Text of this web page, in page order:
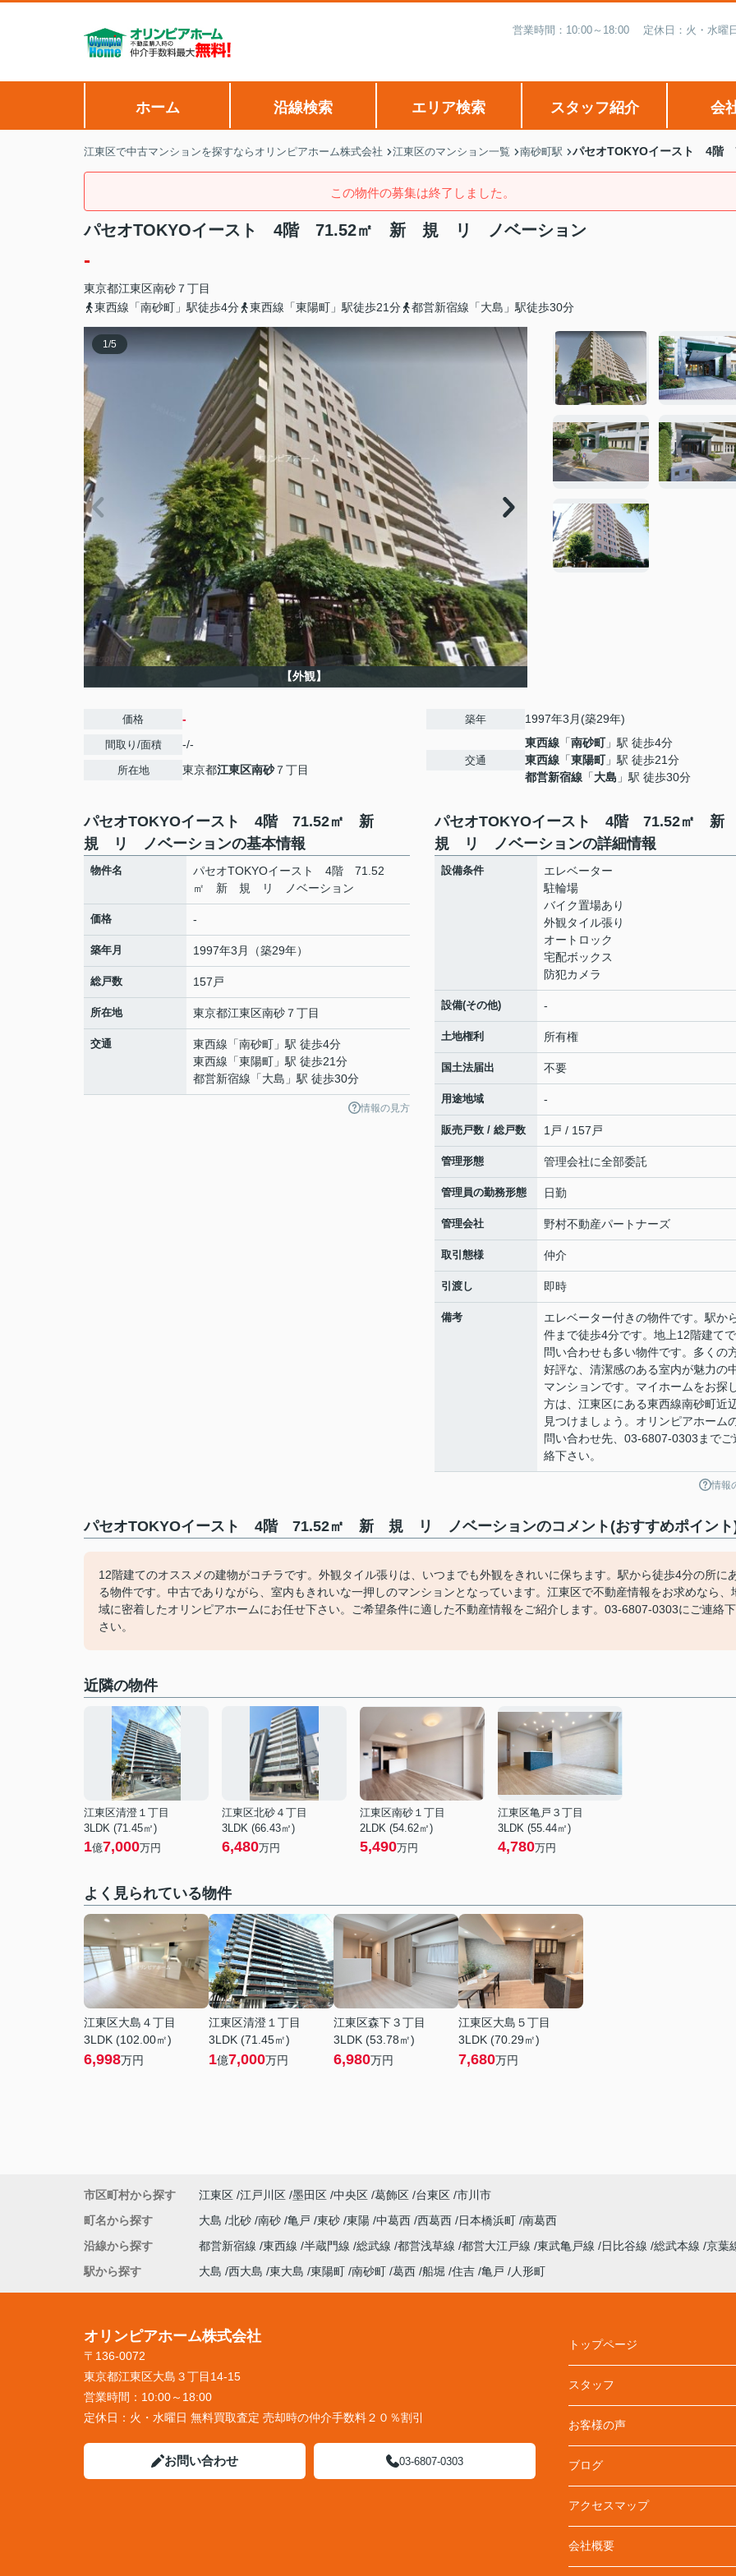
営業時間：10:00～18:00 定休日：火・水曜
ホーム 沿線検索 エリア検索 スタッフ紹介 会
江東区で中古マンションを探すならオリンピアホーム株式会社 江東区のマンション一覧 南砂町駅 パセオTOKYOイースト 4
この物件の募集は終了しました。
パセオTOKYOイースト 4階 71.52㎡ 新 規 リ ノベーション
-
東京都江東区南砂 ７丁目
東西線「南砂町」駅徒歩4分
東西線「東陽町」駅徒歩21分 都営新宿線「大島」駅徒歩30分
1/5
【外観】
価格 -
間取り/面積 -/-
所在地 東京都江東区南砂７丁目
築年 1997年3月(築29年)
交通
東西線 「南砂町」駅 徒歩4分
東西線 「東陽町」駅 徒歩21分
都営新宿線 「大島 」駅 徒歩30分
パセオTOKYOイースト 4階 71.52㎡ 新
規 リ ノベーションの基本情報
物件名
パセオTOKYOイースト 4階 71.52
㎡ 新 規 リ ノベーション
価格 -
築年月 1997年3月（築29年）
総戸数 157戸
所在地 東京都江東区南砂 ７丁目
交通 東西線 「南砂町 」駅 徒歩4分
東西線 「東陽町 」駅 徒歩21分
都営新宿線 「大島 」駅 徒歩30分
情報の見方
パセオTOKYOイースト 4階 71.52㎡
規 リ ノベーションの詳細情報
設備条件
エレベーター
駐輪場
バイク置場あり
外観タイル張り
オートロック
宅配ボックス
防犯カメラ
設備(その他) -
土地権利 所有権
国土法届出 不要
用途地域 -
販売戸数 / 総戸数 1戸 / 157戸
管理形態 管理会社に全部委託
管理員の勤務形態 日勤
管理会社 野村不動産パートナーズ
取引態様 仲介
引渡し 即時
備考
エレベーター付きの物件です。駅か
件まで徒歩4分です。地上12階建て
問い合わせも多い物件です。多くの
好評な、清潔感のある室内が魅力の
マンションです。マイホームをお探
方は、江東区にある東西線南砂町近
見つけましょう。オリンピアホーム
問い合わせ先、03-6807-0303までご
絡下さい。
情報
パセオTOKYOイースト 4階 71.52㎡ 新 規 リ ノベーションのコメント(おすすめポイント
12階建てのオススメの建物がコチラです。外観タイル張りは、いつまでも外観をきれいに保ちます。駅から徒歩4分の所に
る物件です。中古でありながら、室内もきれいな一押しのマンションとなっています。江東区で不動産情報をお求めなら、
域に密着したオリンピアホームにお任せ下さい。ご希望条件に適した不動産情報をご紹介します。03-6807-0303にご連絡下
さい。
近隣の物件
江東区清澄１丁目
3LDK (71.45㎡)
1億7,000万円
江東区北砂４丁目
3LDK (66.43㎡)
6,480万円
江東区南砂１丁目
2LDK (54.62㎡)
5,490万円
江東区亀戸３丁目
3LDK (55.44㎡)
4,780万円
よく見られている物件
江東区大島４丁目
3LDK (102.00㎡)
6,998万円
江東区清澄１丁目
3LDK (71.45㎡)
1億7,000万円
江東区森下３丁目
3LDK (53.78㎡)
6,980万円
江東区大島５丁目
3LDK (70.29㎡)
7,680万円
市区町村から探す 江東区 江戸川区 墨田区 中央区 葛飾区 台東区 市川市
町名から探す
大島 北砂 南砂 亀戸 東砂 東陽 中葛西 西葛西 日本橋浜町 南葛西
沿線から探す
都営新宿線 東西線 半蔵門線 総武線 都営浅草線 都営大江戸線 東武亀戸線 日比谷線 総武本線 京葉
駅から探す
大島 西大島 東大島 東陽町 南砂町 葛西 船堀 住吉 亀戸 人形町
オリンピアホーム株式会社
〒136-0072
東京都江東区大島３丁目14-15
営業時間： 10:00～18:00
定休日： 火・水曜日 無料買取査定 売却時の仲介手数料２０％割引
お問い合わせ 03-6807-0303
トップページ
スタッフ
お客様の声
ブログ
アクセスマップ
会社概要